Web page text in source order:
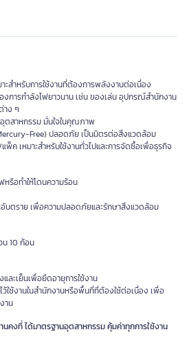
าะสำหรับการใช้งานที่ต้องการพลังงานต่อเนื่อง
ารกำลังไฟยาวนาน เช่น ของเล่น อุปกรณ์สำนักงาน
าง ๆ
ตสาหกรรม มั่นใจในคุณภาพ
Free) ปลอดภัย เป็นมิตรต่อสิ่งแวดล้อม
ค เหมาะสำหรับใช้งานทั่วไปและการจัดซื้อเพื่อธุรกิจ
รือทำให้โดนความร้อน
อันตราย เพื่อความปลอดภัยและรักษาสิ่งแวดล้อม
น 10 ก้อน
และเย็นเพื่อยืดอายุการใช้งาน
ว้ใช้งานในสำนักงานหรือพื้นที่ที่ต้องใช้ต่อเนื่อง เพื่อ
าน
คงที่ ได้มาตรฐานอุตสาหกรรม คุ้มค่าทุกการใช้งาน